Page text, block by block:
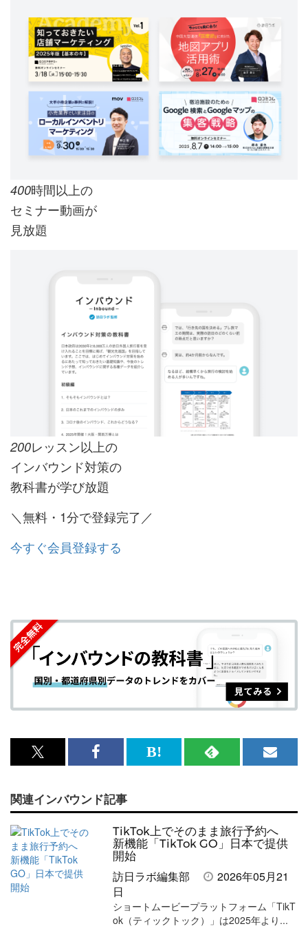
400時間以上の
セミナー動画が
見放題
200レッスン以上の
インバウンド対策の
教科書が学び放題
＼無料・1分で登録完了／
今すぐ会員登録する
x<br>
記
事
を
シ
Facebook<br>
記
は
ブ
ッ
ク
マ
ー
ク
RSS
事
を
購
す
る
メ
ガ
登
録
す
る
関連インバウンド記事
TikTok上でそのまま旅行予約へ
新機能「TikTok GO」日本で提供
開始
訪日ラボ編集部
2026年05月21
日
ショートムービープラットフォーム「TikT
ok（ティックトック）」は2025年より...